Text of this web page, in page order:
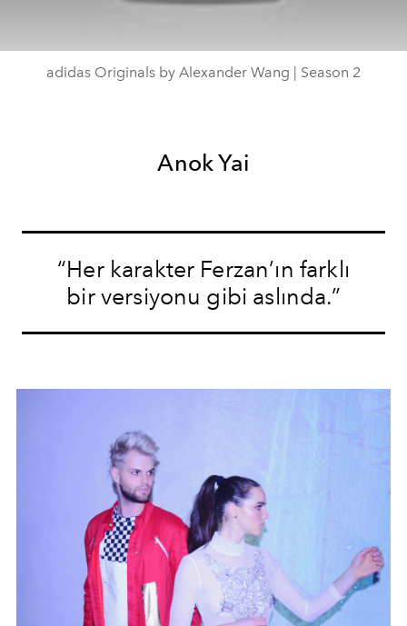
adidas Originals by Alexander Wang | Season 2
Anok Yai
“Her karakter Ferzan’ın farklı
bir versiyonu gibi aslında.”